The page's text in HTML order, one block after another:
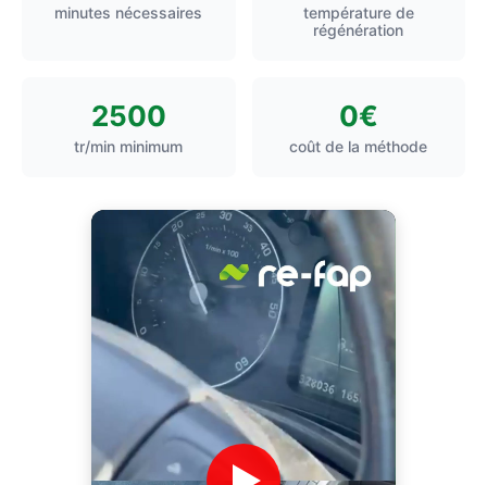
minutes nécessaires
température de
régénération
2500
tr/min minimum
0€
coût de la méthode